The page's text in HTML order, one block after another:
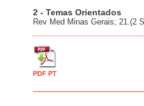
2 - Temas Orientados
Rev Med Minas Gerais; 21.(2
PDF PT